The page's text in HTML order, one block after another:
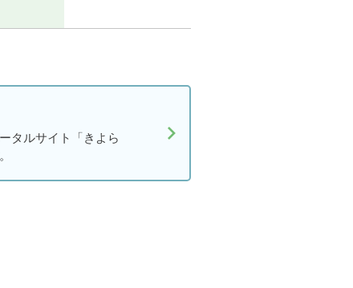
タルサイト「きよら